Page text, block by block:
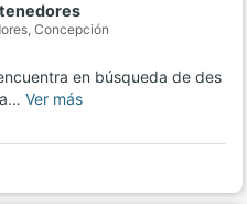
Concepción
en búsqueda de des
Ver más